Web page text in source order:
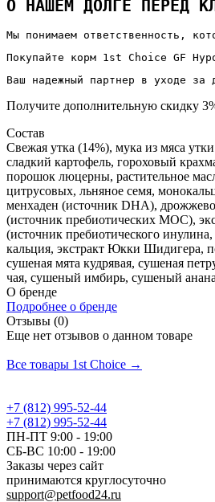
О НАШЕМ ДОЛГЕ ПЕРЕД
Мы понимаем ответственность,
Покупайте корм 1st Choice GF
Ваш надежный партнер в уходе за
Получите дополнительную скидку
Состав
Свежая утка (14%), мука из мяса
сладкий картофель, гороховый
порошок люцерны, растительное
цитрусовых, льняное семя,
менхаден (источник DHA),
(источник пребиотических МОС),
(источник пребиотического
кальция, экстракт Юкки Шидигера,
сушеная мята кудрявая, сушеная
чая, сушеный имбирь, сушеный
О бренде
Подробнее о бренде
Отзывы (0)
Еще нет отзывов о данном товаре
Все товары 1st Choice →
+7 (812) 995-52-44
+7 (812) 995-52-44
ПН-ПТ 9:00 - 19:00
СБ-ВС 10:00 - 19:00
Заказы через сайт
принимаются круглосуточно
support@petfood24.ru